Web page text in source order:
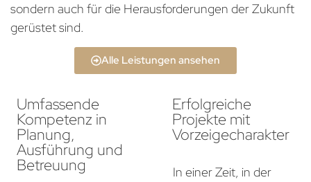
sondern auch für die Herausforderungen der Zukunft
gerüstet sind.
Alle Leistungen ansehen
Umfassende
Kompetenz in
Planung,
Ausführung und
Betreuung
Erfolgreiche
Projekte mit
Vorzeigecharakter
In einer Zeit, in der